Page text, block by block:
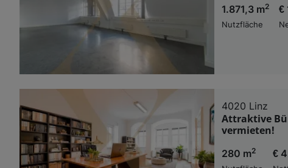
1.871,3 m2
Nutzfläche
€
4020 Linz
Attraktive
vermieten!
280 m2
€